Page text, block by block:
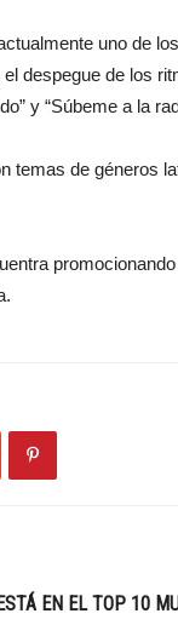
uno de
despegue de los
y “Súbeme a la
temas de géneros
EN EL TOP 10